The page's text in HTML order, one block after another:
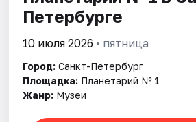
Петербурге
10 июля 2026 • пятница
Город: Санкт-Петербург
Площадка: Планетарий № 1
Жанр: Музеи